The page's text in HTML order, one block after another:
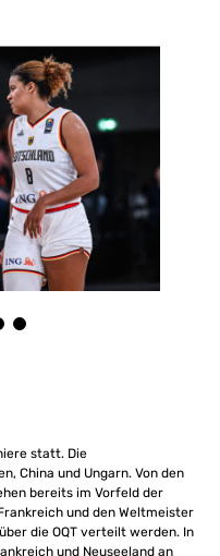
statt. Die
China und Ungarn. Von den
bereits im Vorfeld der
und den Weltmeister
die OQT verteilt werden. In
und Neuseeland an